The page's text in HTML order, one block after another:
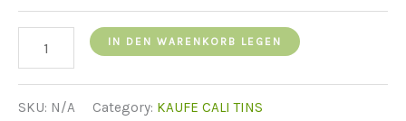
Lucky
Charms
menge
IN DEN WARENKORB LEGEN
SKU: N/A Category: KAUFE CALI TINS